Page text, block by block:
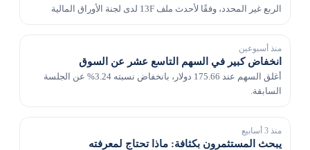
الربع غير المحدد، وفقًا لأحدث ملف 13F لدى لجنة الأوراق المالية
منذ أسبوعين
انخفاض كبير في السهم التاسع عشر عن السوق
أغلق السهم عند 175.66 دولار، بانخفاض نسبته 3.24% عن الجلسة
السابقة.
منذ 3 أسابيع
يبحث المستثمرون بكثافة: ماذا تحتاج لمعرفته